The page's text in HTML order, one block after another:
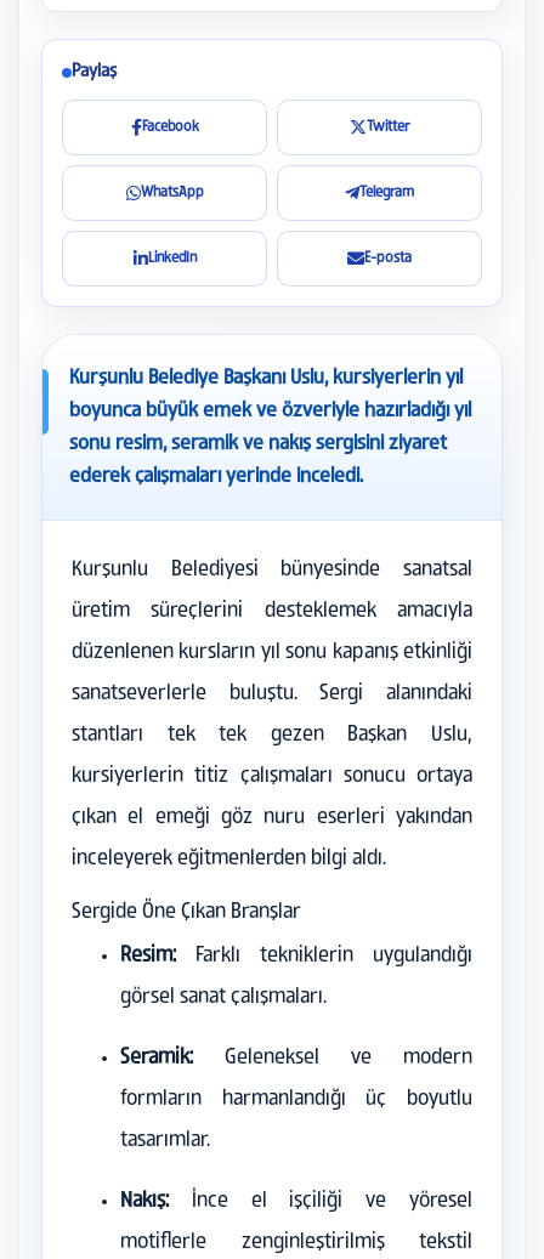
Paylaş
Facebook Twitter
WhatsApp Telegram
LinkedIn E-posta
Kurşunlu Belediye Başkanı Uslu, kursiyerlerin yıl
boyunca büyük emek ve özveriyle hazırladığı yıl
sonu resim, seramik ve nakış sergisini ziyaret
ederek çalışmaları yerinde inceledi.
Kurşunlu Belediyesi bünyesinde sanatsal
üretim süreçlerini desteklemek amacıyla
düzenlenen kursların yıl sonu kapanış etkinliği
sanatseverlerle buluştu. Sergi alanındaki
stantları tek tek gezen Başkan Uslu,
kursiyerlerin titiz çalışmaları sonucu ortaya
çıkan el emeği göz nuru eserleri yakından
inceleyerek eğitmenlerden bilgi aldı.
Sergide Öne Çıkan Branşlar
Resim: Farklı tekniklerin uygulandığı
görsel sanat çalışmaları.
Seramik: Geleneksel ve modern
formların harmanlandığı üç boyutlu
tasarımlar.
Nakış: İnce el işçiliği ve yöresel
motiflerle zenginleştirilmiş tekstil